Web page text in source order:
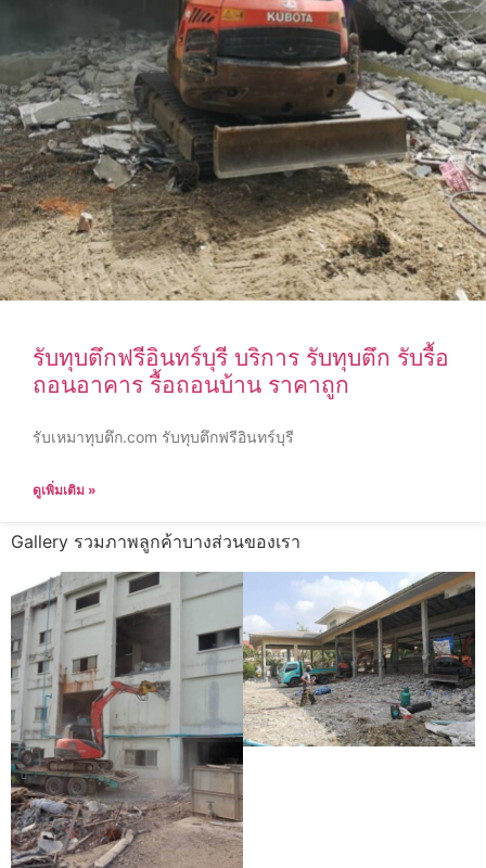
รับทุบตึกฟรีอินทร์บุรี บริการ รับทุบตึก รับรื้อ
ถอนอาคาร รื้อถอนบ้าน ราคาถูก
รับเหมาทุบตึก.com รับทุบตึกฟรีอินทร์บุรี
ดูเพิ่มเติม »
Gallery รวมภาพลูกค้าบางส่วนของเรา